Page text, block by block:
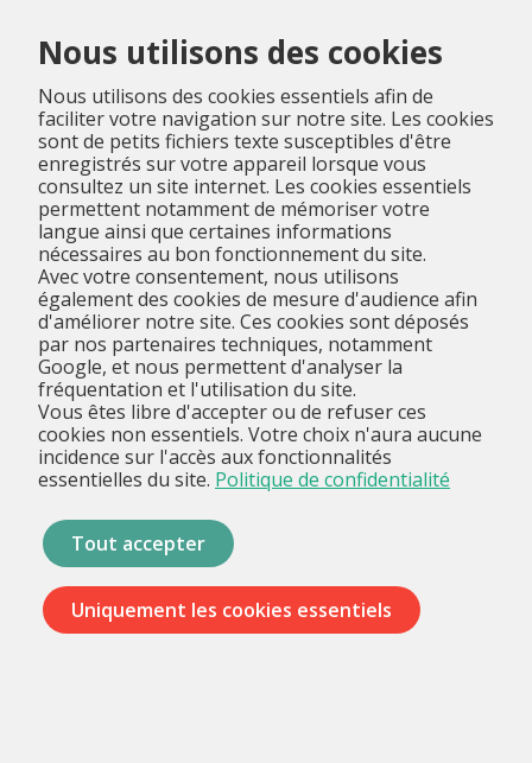
Nous utilisons des cookies
Nous utilisons des cookies essentiels afin de
faciliter votre navigation sur notre site. Les cookies
sont de petits fichiers texte susceptibles d'être
enregistrés sur votre appareil lorsque vous
consultez un site internet. Les cookies essentiels
permettent notamment de mémoriser votre
langue ainsi que certaines informations
nécessaires au bon fonctionnement du site.
Avec votre consentement, nous utilisons
également des cookies de mesure d'audience afin
d'améliorer notre site. Ces cookies sont déposés
par nos partenaires techniques, notamment
Google, et nous permettent d'analyser la
fréquentation et l'utilisation du site.
Vous êtes libre d'accepter ou de refuser ces
cookies non essentiels. Votre choix n'aura aucune
incidence sur l'accès aux fonctionnalités
essentielles du site. Politique de confidentialité
Tout accepter
Uniquement les cookies essentiels
Menu